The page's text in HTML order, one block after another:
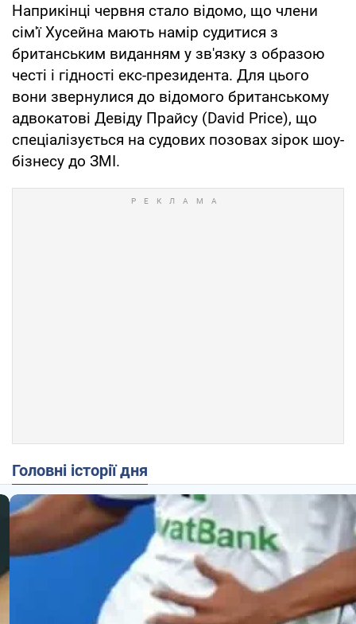
Наприкінці червня стало відомо, що члени
сім'ї Хусейна мають намір судитися з
британським виданням у зв'язку з образою
честі і гідності екс-президента. Для цього
вони звернулися до відомого британському
адвокатові Девіду Прайсу (David Price), що
спеціалізується на судових позовах зірок шоу-
бізнесу до ЗМІ.
Головні історії дня